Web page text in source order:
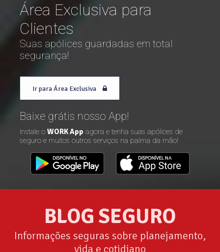
Área Exclusiva para
Clientes
Suas apólices guardadas em total
segurança!
Ir para Área Exclusiva
Baixe grátis nosso App!
Instale o WORK App agora e tenha suas apólices de
seguro e muitos outros serviços na palma da mão!
BLOG SEGURO
Informações seguras sobre planejamento,
vida e cotidiano